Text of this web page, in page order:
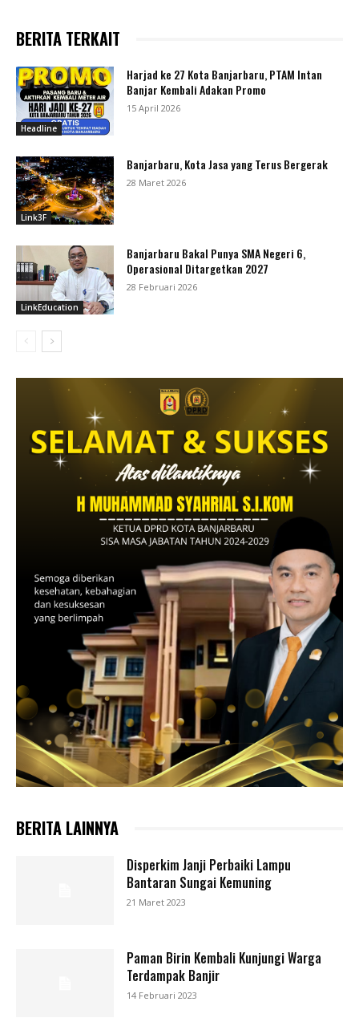
BERITA TERKAIT
Headline
Harjad ke 27 Kota Banjarbaru, PTAM Intan
Banjar Kembali Adakan Promo
15 April 2026
Link3F
Banjarbaru, Kota Jasa yang Terus Bergerak
28 Maret 2026
LinkEducation
Banjarbaru Bakal Punya SMA Negeri 6,
Operasional Ditargetkan 2027
28 Februari 2026
BERITA LAINNYA
Disperkim Janji Perbaiki Lampu
Bantaran Sungai Kemuning
21 Maret 2023
Paman Birin Kembali Kunjungi Warga
Terdampak Banjir
14 Februari 2023